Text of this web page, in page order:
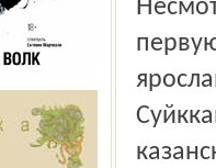
Несмотря на поражение, «Локомотив» сохранил за собой